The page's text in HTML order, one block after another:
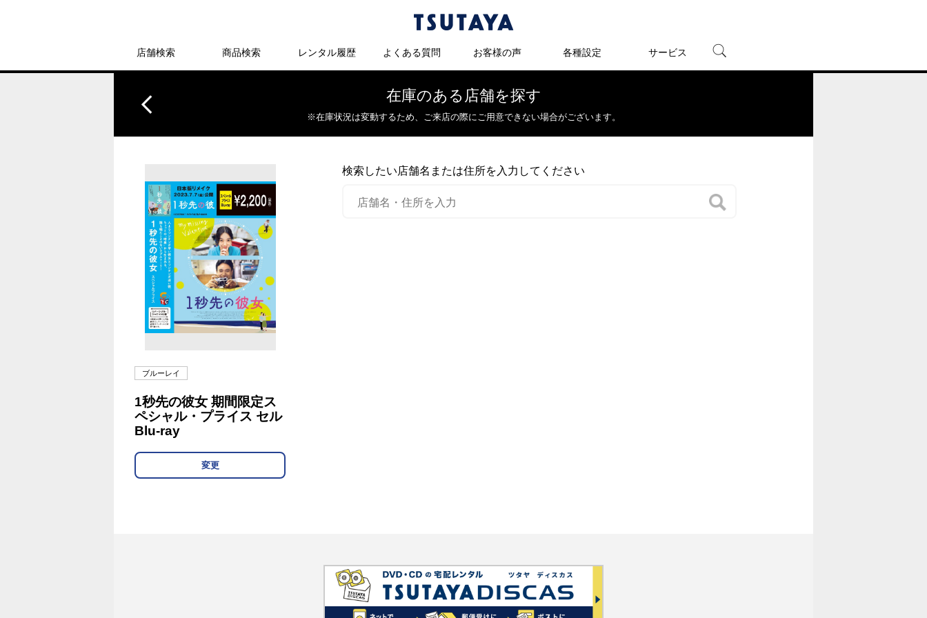
店舗検索 商品検索 レンタル履歴 よくある質問 お客様の声 各種設定 サービス
在庫のある店舗を探す
※在庫状況は変動するため、 ご来店の際にご用意できない場合がございます。
ブルーレイ
1秒先の彼女 期間限定ス
ペシャル・プライス セル
Blu-ray
変更
検索したい店舗名または住所を入力してください